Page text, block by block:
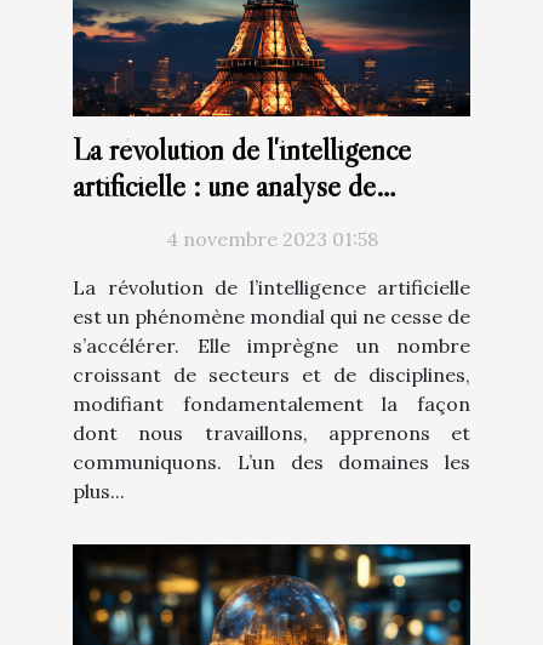
La révolution de l'intelligence
artificielle : une analyse de
ChatGPT en français
4 novembre 2023 01:58
La révolution de l’intelligence artificielle
est un phénomène mondial qui ne cesse de
s’accélérer. Elle imprègne un nombre
croissant de secteurs et de disciplines,
modifiant fondamentalement la façon
dont nous travaillons, apprenons et
communiquons. L’un des domaines les
plus...